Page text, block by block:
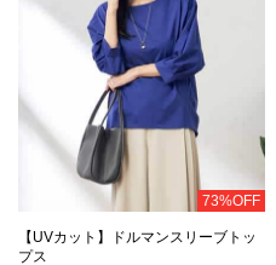
73%OFF
【UVカット】ドルマンスリーブトッ
プス